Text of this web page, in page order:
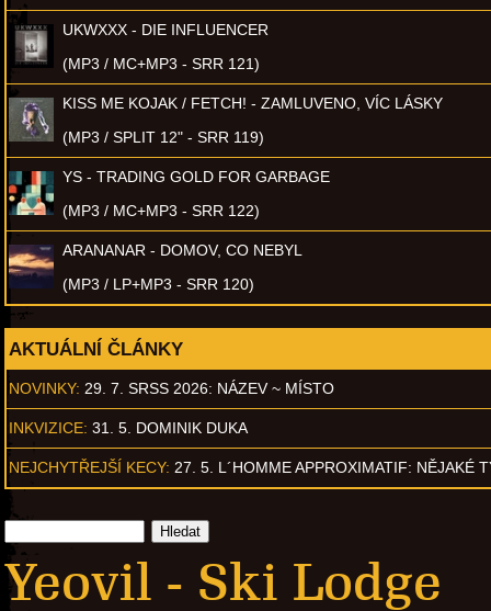
UKWXXX - DIE INFLUENCER
(MP3 / MC+MP3 - SRR 121)
KISS ME KOJAK / FETCH! - ZAMLUVENO, VÍC LÁSKY
(MP3 / SPLIT 12" - SRR 119)
YS - TRADING GOLD FOR GARBAGE
(MP3 / MC+MP3 - SRR 122)
ARANANAR - DOMOV, CO NEBYL
(MP3 / LP+MP3 - SRR 120)
AKTUÁLNÍ ČLÁNKY
NOVINKY: 29. 7. SRSS 2026: NÁZEV ~ MÍSTO
INKVIZICE: 31. 5. DOMINIK DUKA
NEJCHYTŘEJŠÍ KECY: 27. 5. L´HOMME APPROXIMATIF: NĚJAKÉ
Yeovil - Ski Lodge